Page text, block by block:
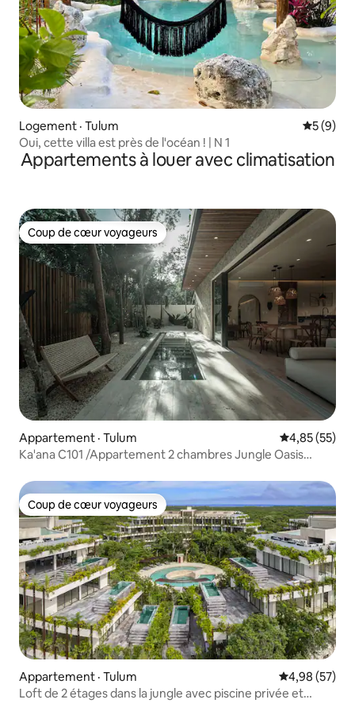
Logement · Tulum Note
5 (9)
Oui, cette villa est près de l'océan ! | N 1
Appartements à louer avec climatisation
Coup de cœur voyageurs
Coup de cœur voyageurs
Appartement · Tulum Note
4,85 (55)
Ka'ana C101 /Appartement 2 chambres Jungle Oasis
Coup de cœur voyageurs
Coup de cœur voyageurs
Appartement · Tulum Note
4,98 (57)
Loft de 2 étages dans la jungle avec piscine privée et